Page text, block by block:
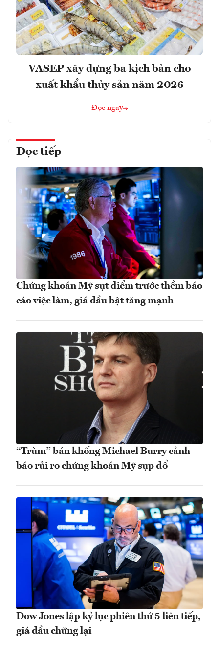
VASEP xây dựng ba kịch bản cho
xuất khẩu thủy sản năm 2026
Đọc ngay
Đọc tiếp
Chứng khoán Mỹ sụt điểm trước thềm báo
cáo việc làm, giá dầu bật tăng mạnh
“Trùm” bán khống Michael Burry cảnh
báo rủi ro chứng khoán Mỹ sụp đổ
Dow Jones lập kỷ lục phiên thứ 5 liên tiếp,
giá dầu chững lại